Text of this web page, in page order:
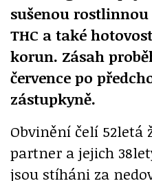
sušenou
THC a také
korun. Zásah
července po
zástupkyně.
Obvinění čelí 52letá
partner a jejich
jsou stíháni za